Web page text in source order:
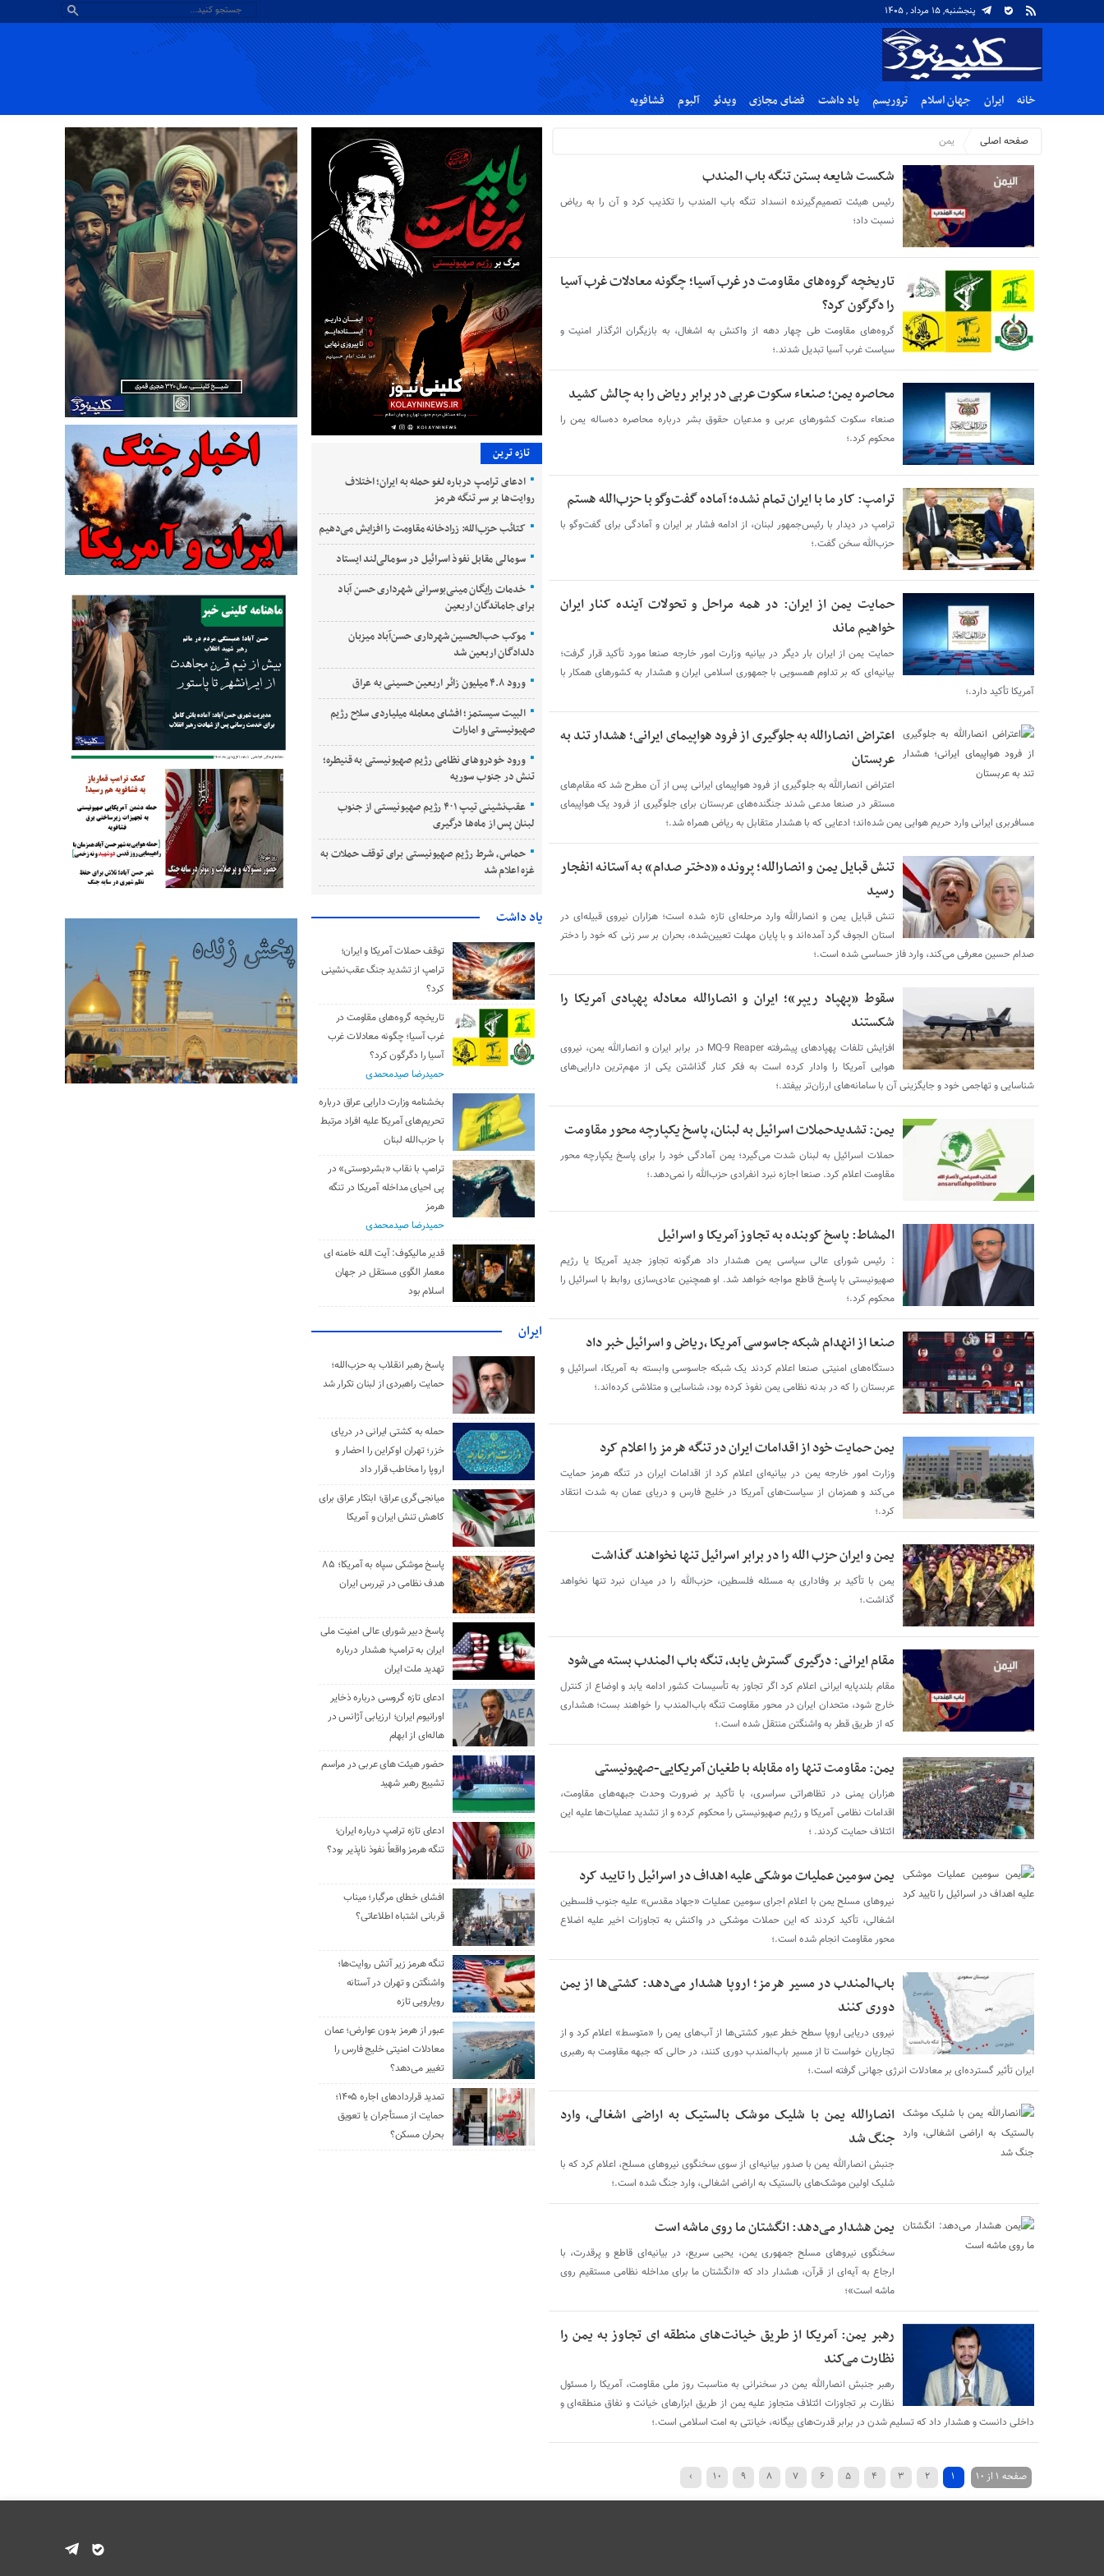
پنجشنبه, ۱۵ مرداد , ۱۴۰۵
خانه ایران جهان اسلام تروریسم یاد داشت فضای مجازی ویدئو آلبوم فشافویه
صفحه اصلی یمن
شکست شایعه بستن تنگه باب المندب
رئیس هیئت تصمیم‌گیرنده انسداد تنگه باب المندب را تکذیب کرد و آن را به ریاض
نسبت داد؛
تاریخچه گروه‌های مقاومت در غرب آسیا؛ چگونه معادلات غرب آسیا
را دگرگون کرد؟
گروه‌های مقاومت طی چهار دهه از واکنش به اشغال، به بازیگران اثرگذار امنیت و
سیاست غرب آسیا تبدیل شدند.؛
محاصره یمن؛ صنعاء سکوت عربی در برابر ریاض را به چالش کشید
صنعاء سکوت کشورهای عربی و مدعیان حقوق بشر درباره محاصره ده‌ساله یمن را
محکوم کرد.؛
ترامپ: کار ما با ایران تمام نشده؛ آماده گفت‌وگو با حزب‌الله هستم
ترامپ در دیدار با رئیس‌جمهور لبنان، از ادامه فشار بر ایران و آمادگی برای گفت‌وگو با
حزب‌الله سخن گفت.؛
حمایت یمن از ایران: در همه مراحل و تحولات آینده کنار ایران
خواهیم ماند
حمایت یمن از ایران بار دیگر در بیانیه وزارت امور خارجه صنعا مورد تأکید قرار گرفت؛
بیانیه‌ای که بر تداوم همسویی با جمهوری اسلامی ایران و هشدار به کشورهای همکار با
آمریکا تأکید دارد.؛
اعتراض انصارالله به جلوگیری از فرود هواپیمای ایرانی؛ هشدار تند به
عربستان
اعتراض انصارالله به جلوگیری از فرود هواپیمای ایرانی پس از آن مطرح شد که مقام‌های
مستقر در صنعا مدعی شدند جنگنده‌های عربستان برای جلوگیری از فرود یک هواپیمای
مسافربری ایرانی وارد حریم هوایی یمن شده‌اند؛ ادعایی که با هشدار متقابل به ریاض همراه شد.؛
تنش قبایل یمن و انصارالله؛ پرونده «دختر صدام» به آستانه انفجار
رسید
تنش قبایل یمن و انصارالله وارد مرحله‌ای تازه شده است؛ هزاران نیروی قبیله‌ای در
استان الجوف گرد آمده‌اند و با پایان مهلت تعیین‌شده، بحران بر سر زنی که خود را دختر
صدام حسین معرفی می‌کند، وارد فاز حساسی شده است.؛
سقوط «پهپاد ریپر»؛ ایران و انصارالله معادله پهپادی آمریکا را
شکستند
افزایش تلفات پهپادهای پیشرفته MQ-9 Reaper در برابر ایران و انصارالله یمن، نیروی
هوایی آمریکا را وادار کرده است به فکر کنار گذاشتن یکی از مهم‌ترین دارایی‌های
شناسایی و تهاجمی خود و جایگزینی آن با سامانه‌های ارزان‌تر بیفتد.؛
یمن: تشدیدحملات اسرائیل به لبنان، پاسخ یکپارچه محور مقاومت
حملات اسرائیل به لبنان شدت می‌گیرد؛ یمن آمادگی خود را برای پاسخ یکپارچه محور
مقاومت اعلام کرد. صنعا اجازه نبرد انفرادی حزب‌الله را نمی‌دهد.؛
المشاط: پاسخ کوبنده به تجاوز آمریکا و اسرائیل
: رئیس شورای عالی سیاسی یمن هشدار داد هرگونه تجاوز جدید آمریکا یا رژیم
صهیونیستی با پاسخ قاطع مواجه خواهد شد. او همچنین عادی‌سازی روابط با اسرائیل را
محکوم کرد.؛
صنعا از انهدام شبکه جاسوسی آمریکا ،ریاض و اسرائیل خبر داد
دستگاه‌های امنیتی صنعا اعلام کردند یک شبکه جاسوسی وابسته به آمریکا، اسرائیل و
عربستان را که در بدنه نظامی یمن نفوذ کرده بود، شناسایی و متلاشی کرده‌اند.؛
یمن حمایت خود از اقدامات ایران در تنگه هرمز را اعلام کرد
وزارت امور خارجه یمن در بیانیه‌ای اعلام کرد از اقدامات ایران در تنگه هرمز حمایت
می‌کند و همزمان از سیاست‌های آمریکا در خلیج فارس و دریای عمان به شدت انتقاد
کرد.؛
یمن و ایران حزب‌ الله را در برابر اسرائیل تنها نخواهند گذاشت
یمن با تأکید بر وفاداری به مسئله فلسطین، حزب‌الله را در میدان نبرد تنها نخواهد
گذاشت.؛
مقام ایرانی: درگیری گسترش یابد، تنگه باب‌ المندب بسته می‌شود
مقام بلندپایه ایرانی اعلام کرد اگر تجاوز به تأسیسات کشور ادامه یابد و اوضاع از کنترل
خارج شود، متحدان ایران در محور مقاومت تنگه باب‌المندب را خواهند بست؛ هشداری
که از طریق قطر به واشنگتن منتقل شده است.؛
یمن: مقاومت تنها راه مقابله با طغیان آمریکایی-صهیونیستی
هزاران یمنی در تظاهراتی سراسری، با تأکید بر ضرورت وحدت جبهه‌های مقاومت،
اقدامات نظامی آمریکا و رژیم صهیونیستی را محکوم کرده و از تشدید عملیات‌ها علیه این
ائتلاف حمایت کردند. ؛
یمن سومین عملیات موشکی علیه اهداف در اسرائیل را تایید کرد
نیروهای مسلح یمن با اعلام اجرای سومین عملیات «جهاد مقدس» علیه جنوب فلسطین
اشغالی، تأکید کردند که این حملات موشکی در واکنش به تجاوزات اخیر علیه اضلاع
محور مقاومت انجام شده است.؛
باب‌المندب در مسیر هرمز؛ اروپا هشدار می‌دهد: کشتی‌ها از یمن
دوری کنند
نیروی دریایی اروپا سطح خطر عبور کشتی‌ها از آب‌های یمن را «متوسط» اعلام کرد و از
تجاریان خواست تا از مسیر باب‌المندب دوری کنند، در حالی که جبهه مقاومت به رهبری
ایران تأثیر گسترده‌ای بر معادلات انرژی جهانی گرفته است.؛
انصارالله یمن با شلیک موشک بالستیک به اراضی اشغالی، وارد
جنگ شد
جنبش انصارالله یمن با صدور بیانیه‌ای از سوی سخنگوی نیروهای مسلح، اعلام کرد که با
شلیک اولین موشک‌های بالستیک به اراضی اشغالی، وارد جنگ شده است.؛
یمن هشدار می‌دهد: انگشتان ما روی ماشه است
سخنگوی نیروهای مسلح جمهوری یمن، یحیی سریع، در بیانیه‌ای قاطع و پرقدرت، با
ارجاع به آیه‌ای از قرآن، هشدار داد که «انگشتان ما برای مداخله نظامی مستقیم روی
ماشه است»؛
رهبر یمن: آمریکا از طریق خیانت‌های منطقه‌ ای تجاوز به یمن را
نظارت می‌کند
رهبر جنبش انصارالله یمن در سخنرانی به مناسبت روز ملی مقاومت، آمریکا را مسئول
نظارت بر تجاوزات ائتلاف متجاوز علیه یمن از طریق ابزارهای خیانت و نفاق منطقه‌ای و
داخلی دانست و هشدار داد که تسلیم شدن در برابر قدرت‌های بیگانه، خیانتی به امت اسلامی است.؛
صفحه ۱ از ۱۰ ۱ ۲ ۳ ۴ ۵ ۶ ۷ ۸ ۹ ۱۰ ›
تازه ترین
ادعای ترامپ درباره لغو حمله به ایران؛ اختلاف
روایت‌ها بر سر تنگه هرمز
کتائب حزب‌الله: زرادخانه مقاومت را افزایش می‌دهیم
سومالی مقابل نفوذ اسرائیل در سومالی‌لند ایستاد
خدمات رایگان مینی‌بوسرانی شهرداری حسن‌ آباد
برای جاماندگان اربعین
موکب حب‌الحسین شهرداری حسن‌آباد میزبان
دلدادگان اربعین شد
ورود ۴.۸ میلیون زائر اربعین حسینی به عراق
البیت سیستمز؛ افشای معامله میلیاردی سلاح رژیم
صهیونیستی و امارات
ورود خودروهای نظامی رژیم صهیونیستی به قنیطره؛
تنش در جنوب سوریه
عقب‌نشینی تیپ ۴۰۱ رژیم صهیونیستی از جنوب
لبنان پس از ماه‌ها درگیری
حماس، شرط رژیم صهیونیستی برای توقف حملات به
غزه اعلام شد
یاد داشت
توقف حملات آمریکا و ایران؛
ترامپ از تشدید جنگ عقب‌نشینی
کرد؟
تاریخچه گروه‌های مقاومت در
غرب آسیا؛ چگونه معادلات غرب
آسیا را دگرگون کرد؟
حمیدرضا صیدمحمدی
بخشنامه وزارت دارایی عراق درباره
تحریم‌های آمریکا علیه افراد مرتبط
با حزب‌الله لبنان
ترامپ با نقاب «بشردوستی» در
پی احیای مداخله آمریکا در تنگه
هرمز
حمیدرضا صیدمحمدی
قدیر مالیکوف: آیت‌ الله خامنه‌ ای
معمار الگوی مستقل در جهان
اسلام بود
ایران
پاسخ رهبر انقلاب به حزب‌الله؛
حمایت راهبردی از لبنان تکرار شد
حمله به کشتی ایرانی در دریای
خزر؛ تهران اوکراین را احضار و
اروپا را مخاطب قرار داد
میانجی‌گری عراق؛ ابتکار عراق برای
کاهش تنش ایران و آمریکا
پاسخ موشکی سپاه به آمریکا؛ ۸۵
هدف نظامی در تیررس ایران
پاسخ دبیر شورای عالی امنیت ملی
ایران به ترامپ؛ هشدار درباره
تهدید ملت ایران
ادعای تازه گروسی درباره ذخایر
اورانیوم ایران؛ ارزیابی آژانس در
هاله‌ای از ابهام
حضور هیئت‌ های عربی در مراسم
تشییع رهبر شهید
ادعای تازه ترامپ درباره ایران؛
تنگه هرمز واقعاً نفوذ ناپذیر بود؟
افشای خطای مرگبار؛ میناب
قربانی اشتباه اطلاعاتی؟
تنگه هرمز زیر آتش روایت‌ها؛
واشنگتن و تهران در آستانه
رویارویی تازه
عبور از هرمز بدون عوارض؛ عمان
معادلات امنیتی خلیج فارس را
تغییر می‌دهد؟
تمدید قراردادهای اجاره ۱۴۰۵؛
حمایت از مستأجران یا تعویق
بحران مسکن؟